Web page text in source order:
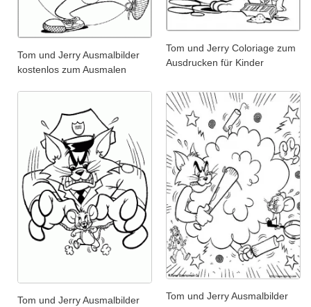
Tom und Jerry Ausmalbilder
kostenlos zum Ausmalen
Tom und Jerry Coloriage zum
Ausdrucken für Kinder
Tom und Jerry Ausmalbilder
Tom und Jerry Ausmalbilder